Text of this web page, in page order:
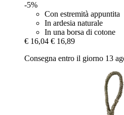
-5%
Con estremità appuntita
In ardesia naturale
In una borsa di cotone
€ 16,04 € 16,89
Consegna entro il giorno 13